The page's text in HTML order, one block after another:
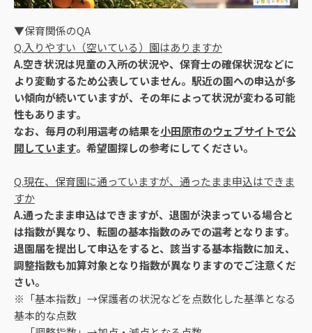
▼保育関係のQA
Q.入りやすい（空いている）園はありますか
A.空き状況は児童の入所の状況や、保育士の確保状況などに
より変動するため公表していません。駅近の園への申込が多
い傾向が続いていますが、その年によって状況が変わる可能
性もあります。
なお、毎月の利用選考の結果を小田原市のウェブサイトで公
開しています。希望園探しの参考にしてください。
Q.現在、保育園に通っていますが、通ったまま申込はできま
すか
A.通ったまま申込はできますが、退園が決まっている場合と
は指数が異なり、転園の基本指数のみでの選考となります。
退園届を提出して申込をすると、該当する基本指数に加え、
調整指数も加算対象となり指数が異なりますのでご注意くだ
さい。
※「基本指数」→保護者の状況などを点数化した基準となる
基本的な点数